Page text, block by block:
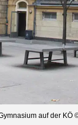
auf der KÖ